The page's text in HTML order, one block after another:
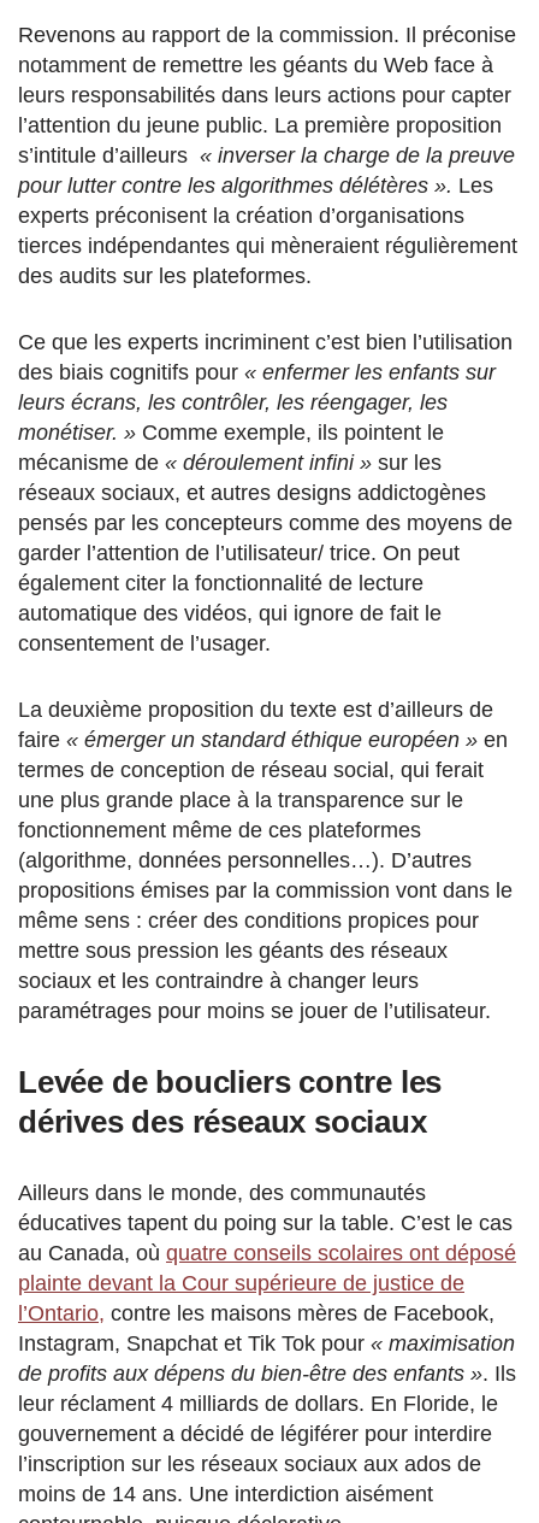
Revenons au rapport de la commission. Il préconise
notamment de remettre les géants du Web face à
leurs responsabilités dans leurs actions pour capter
l’attention du jeune public. La première proposition
s’intitule d’ailleurs « inverser la charge de la preuve
pour lutter contre les algorithmes délétères ». Les
experts préconisent la création d’organisations
tierces indépendantes qui mèneraient régulièrement
des audits sur les plateformes.
Ce que les experts incriminent c’est bien l’utilisation
des biais cognitifs pour « enfermer les enfants sur
leurs écrans, les contrôler, les réengager, les
monétiser. » Comme exemple, ils pointent le
mécanisme de « déroulement infini » sur les
réseaux sociaux, et autres designs addictogènes
pensés par les concepteurs comme des moyens de
garder l’attention de l’utilisateur/ trice. On peut
également citer la fonctionnalité de lecture
automatique des vidéos, qui ignore de fait le
consentement de l’usager.
La deuxième proposition du texte est d’ailleurs de
faire « émerger un standard éthique européen » en
termes de conception de réseau social, qui ferait
une plus grande place à la transparence sur le
fonctionnement même de ces plateformes
(algorithme, données personnelles…). D’autres
propositions émises par la commission vont dans le
même sens : créer des conditions propices pour
mettre sous pression les géants des réseaux
sociaux et les contraindre à changer leurs
paramétrages pour moins se jouer de l’utilisateur.
Levée de boucliers contre les
dérives des réseaux sociaux
Ailleurs dans le monde, des communautés
éducatives tapent du poing sur la table. C’est le cas
au Canada, où quatre conseils scolaires ont déposé
plainte devant la Cour supérieure de justice de
l’Ontario, contre les maisons mères de Facebook,
Instagram, Snapchat et Tik Tok pour « maximisation
de profits aux dépens du bien-être des enfants ». Ils
leur réclament 4 milliards de dollars. En Floride, le
gouvernement a décidé de légiférer pour interdire
l’inscription sur les réseaux sociaux aux ados de
moins de 14 ans. Une interdiction aisément